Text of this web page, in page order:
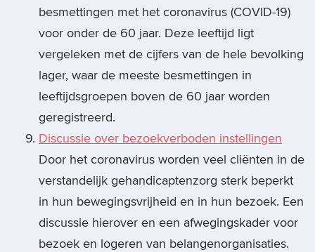
besmettingen met het coronavirus (COVID-19)
voor onder de 60 jaar. Deze leeftijd ligt
vergeleken met de cijfers van de hele bevolking
lager, waar de meeste besmettingen in
leeftijdsgroepen boven de 60 jaar worden
geregistreerd.
Discussie over bezoekverboden instellingen
Door het coronavirus worden veel cliënten in de
verstandelijk gehandicaptenzorg sterk beperkt
in hun bewegingsvrijheid en in hun bezoek. Een
discussie hierover en een afwegingskader voor
bezoek en logeren van belangenorganisaties.